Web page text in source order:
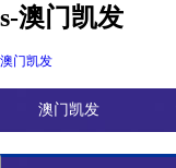
s-澳门凯发
澳门凯发
澳门凯发